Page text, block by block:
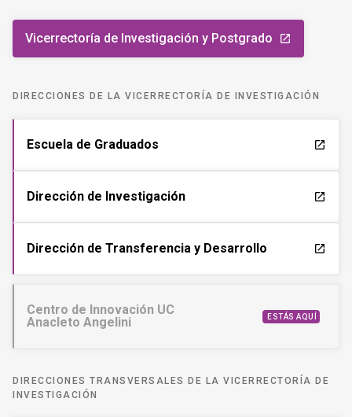
Vicerrectoría de Investigación y Postgrado launch
DIRECCIONES DE LA VICERRECTORÍA DE INVESTIGACIÓN
Escuela de Graduados launch
Dirección de Investigación launch
Dirección de Transferencia y Desarrollo launch
Centro de Innovación UC
Anacleto Angelini
ESTÁS AQUÍ
DIRECCIONES TRANSVERSALES DE LA VICERRECTORÍA DE
INVESTIGACIÓN